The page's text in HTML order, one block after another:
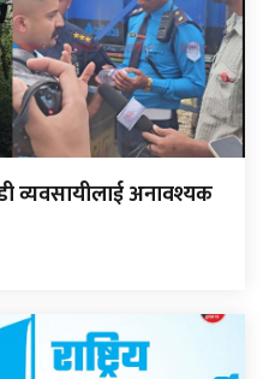
व्यवसायीलाई अनावश्यक